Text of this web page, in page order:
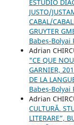
ESTUDIO
JUSTO/
CABAL/
GRUYTER
Babeș-Bolyai
Adrian
"CE QUE
GARNIER,
DE LA
Babeș-Bolyai
Adrian
CULTURĂ.
LITERARE”,